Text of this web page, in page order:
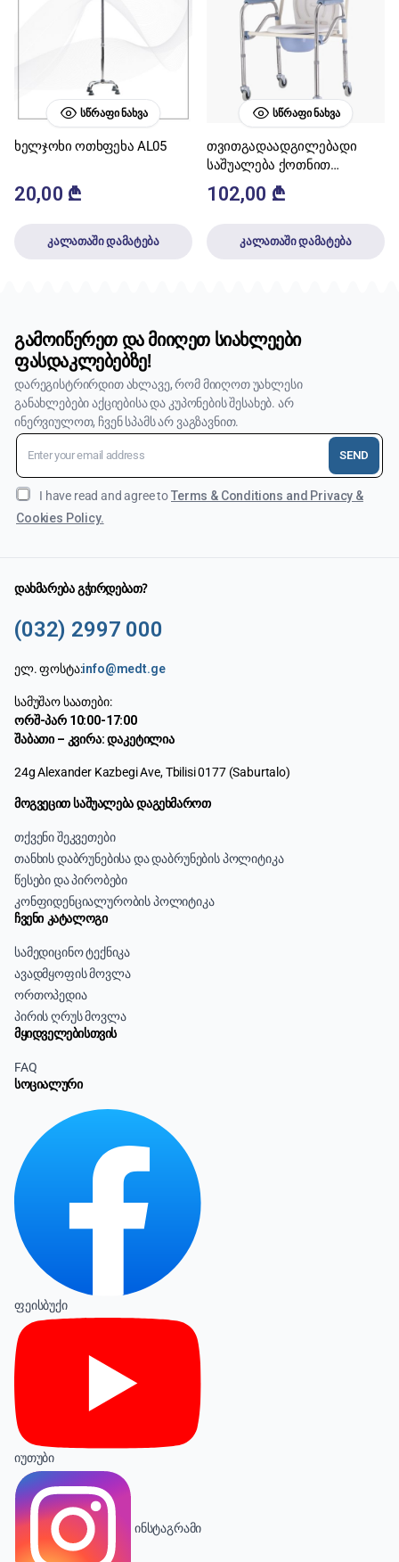
ᲡᲬᲠᲐᲤᲘ ᲜᲐᲮᲕᲐ
ხელჯოხი ოთხფეხა AL05
20,00 ₾
კალათაში დამატება
ᲡᲬᲠᲐᲤᲘ ᲜᲐᲮᲕᲐ
თვითგადაადგილებადი
საშუალება ქოთნით
(ბორბლით)
102,00 ₾
კალათაში დამატება
გამოიწერეთ და მიიღეთ სიახლეები
ფასდაკლებებზე!
დარეგისტრირდით ახლავე, რომ მიიღოთ უახლესი
განახლებები აქციებისა და კუპონების შესახებ. არ
ინერვიულოთ, ჩვენ სპამს არ ვაგზავნით.
SEND
I have read and agree toTerms & Conditions and Privacy &
Cookies Policy.
დახმარება გჭირდებათ?
(032) 2997 000
ელ. ფოსტა:info@medt.ge
სამუშაო საათები:
ორშ-პარ 10:00-17:00
შაბათი – კვირა: დაკეტილია
24g Alexander Kazbegi Ave, Tbilisi 0177 (Saburtalo)
მოგვეცით საშუალება დაგეხმაროთ
თქვენი შეკვეთები
თანხის დაბრუნებისა და დაბრუნების პოლიტიკა
წესები და პირობები
კონფიდენციალურობის პოლიტიკა
ჩვენი კატალოგი
სამედიცინო ტექნიკა
ავადმყოფის მოვლა
ორთოპედია
პირის ღრუს მოვლა
მყიდველებისთვის
FAQ
სოციალური
ფეისბუქი
იუთუბი
ინსტაგრამი